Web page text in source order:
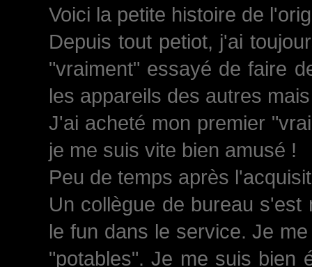
Voici la petite histoire de
Depuis tout petiot, j'ai
"vraiment" essayé de faire
les appareils des autres
J'ai acheté mon premier
je me suis vite bien amusé !
Peu de temps après
Un collègue de bureau
le fun dans le service. Je
"potables". Je me suis bien